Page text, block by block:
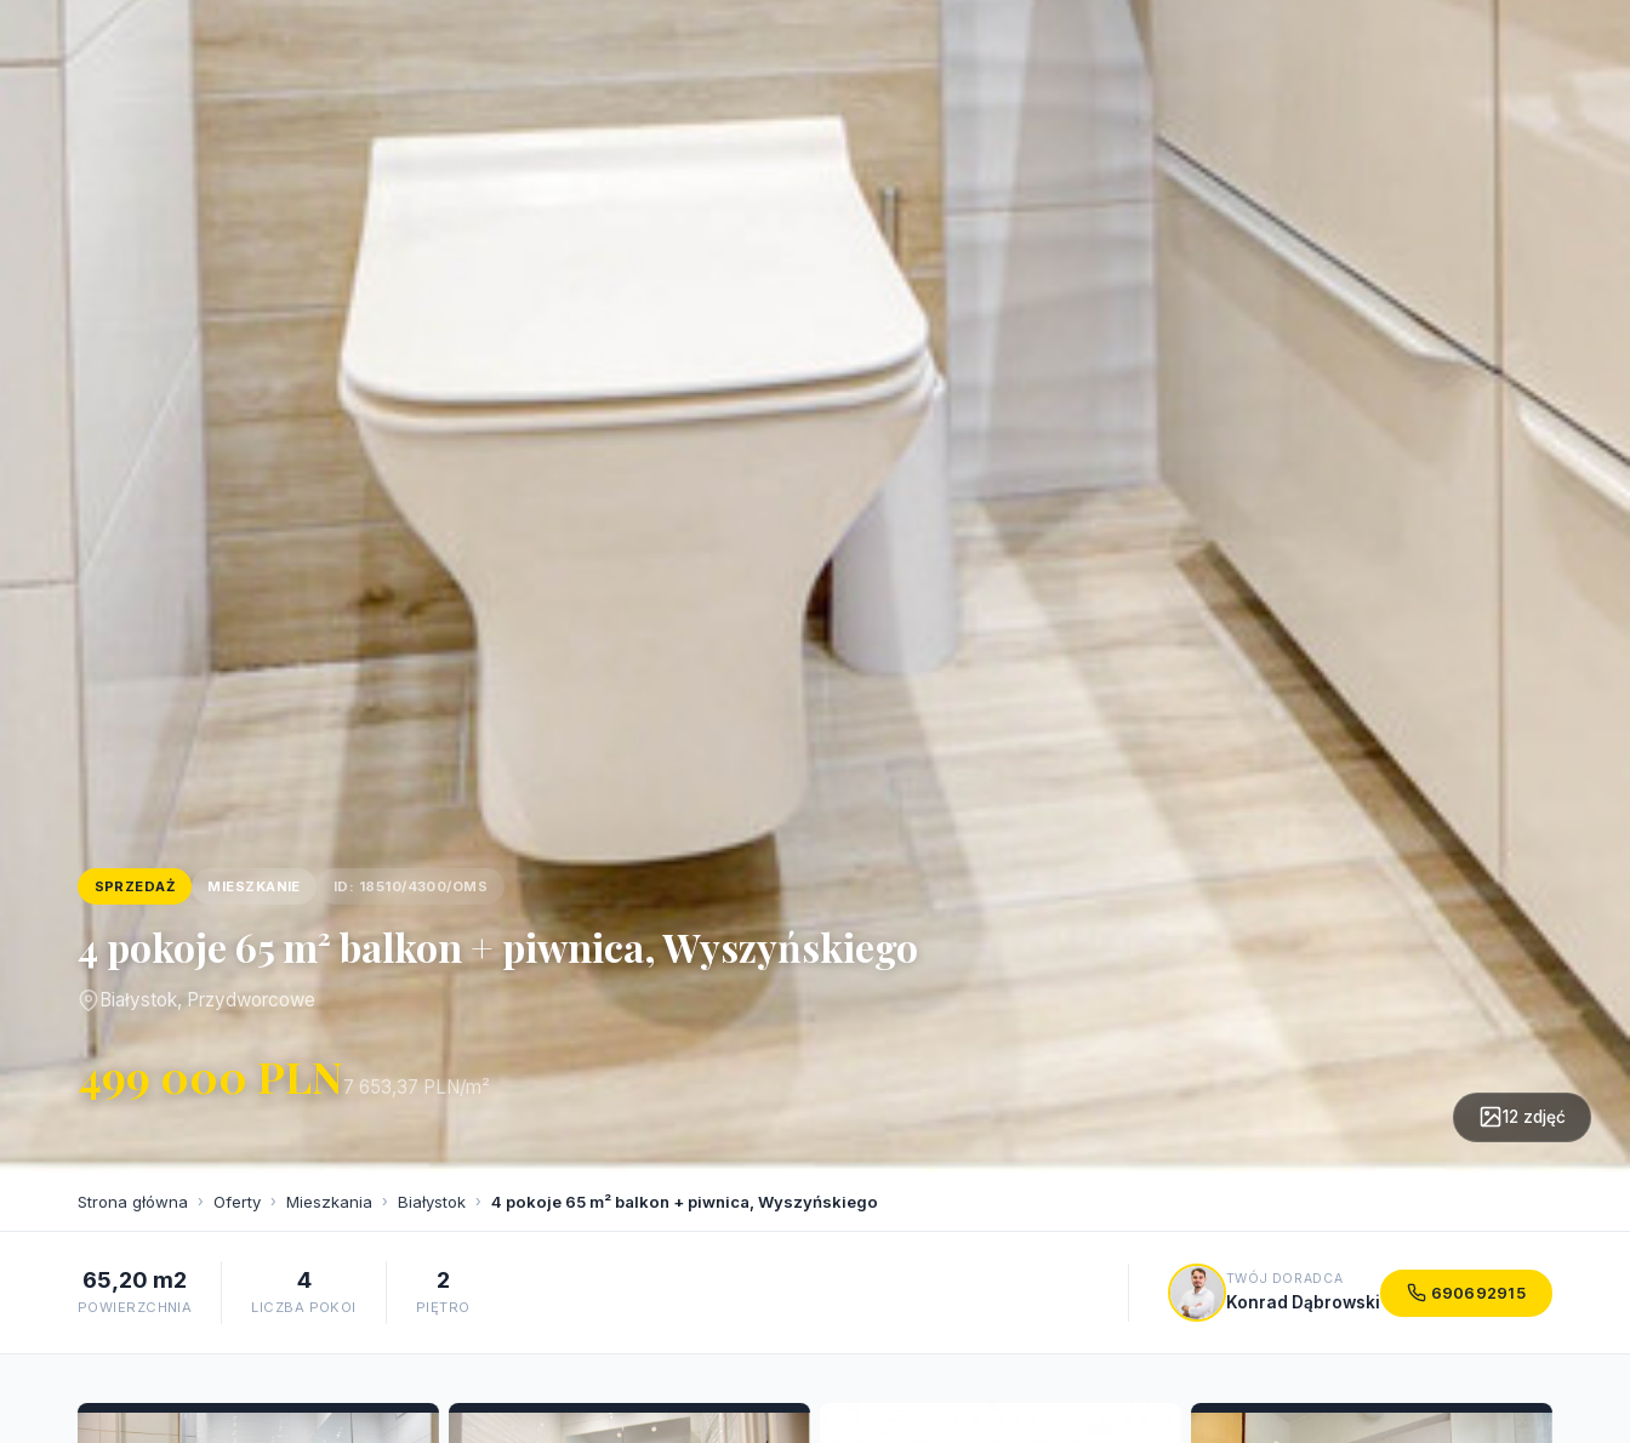
SPRZEDAŻ MIESZKANIE ID: 18510/4300/OMS
4 pokoje 65 m² balkon + piwnica, Wyszyńskiego
Białystok, Przydworcowe
499 000 PLN7 653,37 PLN/m²
12 zdjęć
Strona główna › Oferty › Mieszkania › Białystok › 4 pokoje 65 m² balkon + piwnica, Wyszyńskiego
65,20 m2
POWIERZCHNIA
4
LICZBA POKOI
2
PIĘTRO
TWÓJ DORADCA
Konrad Dąbrowski 690692915